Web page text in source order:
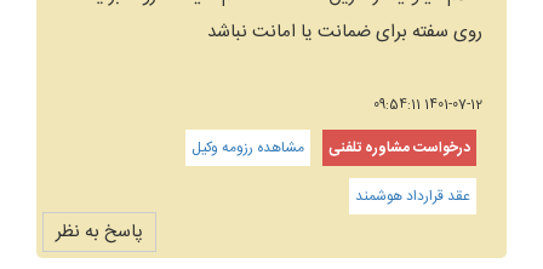
روی سفته برای ضمانت یا امانت نباشد
1401-07-12 09:54:11
درخواست مشاوره تلفنی
مشاهده رزومه وکیل
عقد قرارداد هوشمند
پاسخ به نظر